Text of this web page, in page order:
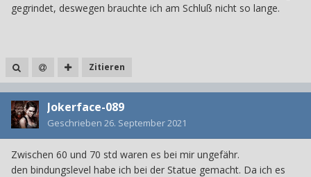
gegrindet, deswegen brauchte ich am Schluß nicht so lange.
Zitieren
Jokerface-089
Geschrieben 26. September 2021
Zwischen 60 und 70 std waren es bei mir ungefähr.
den bindungslevel habe ich bei der Statue gemacht. Da ich es